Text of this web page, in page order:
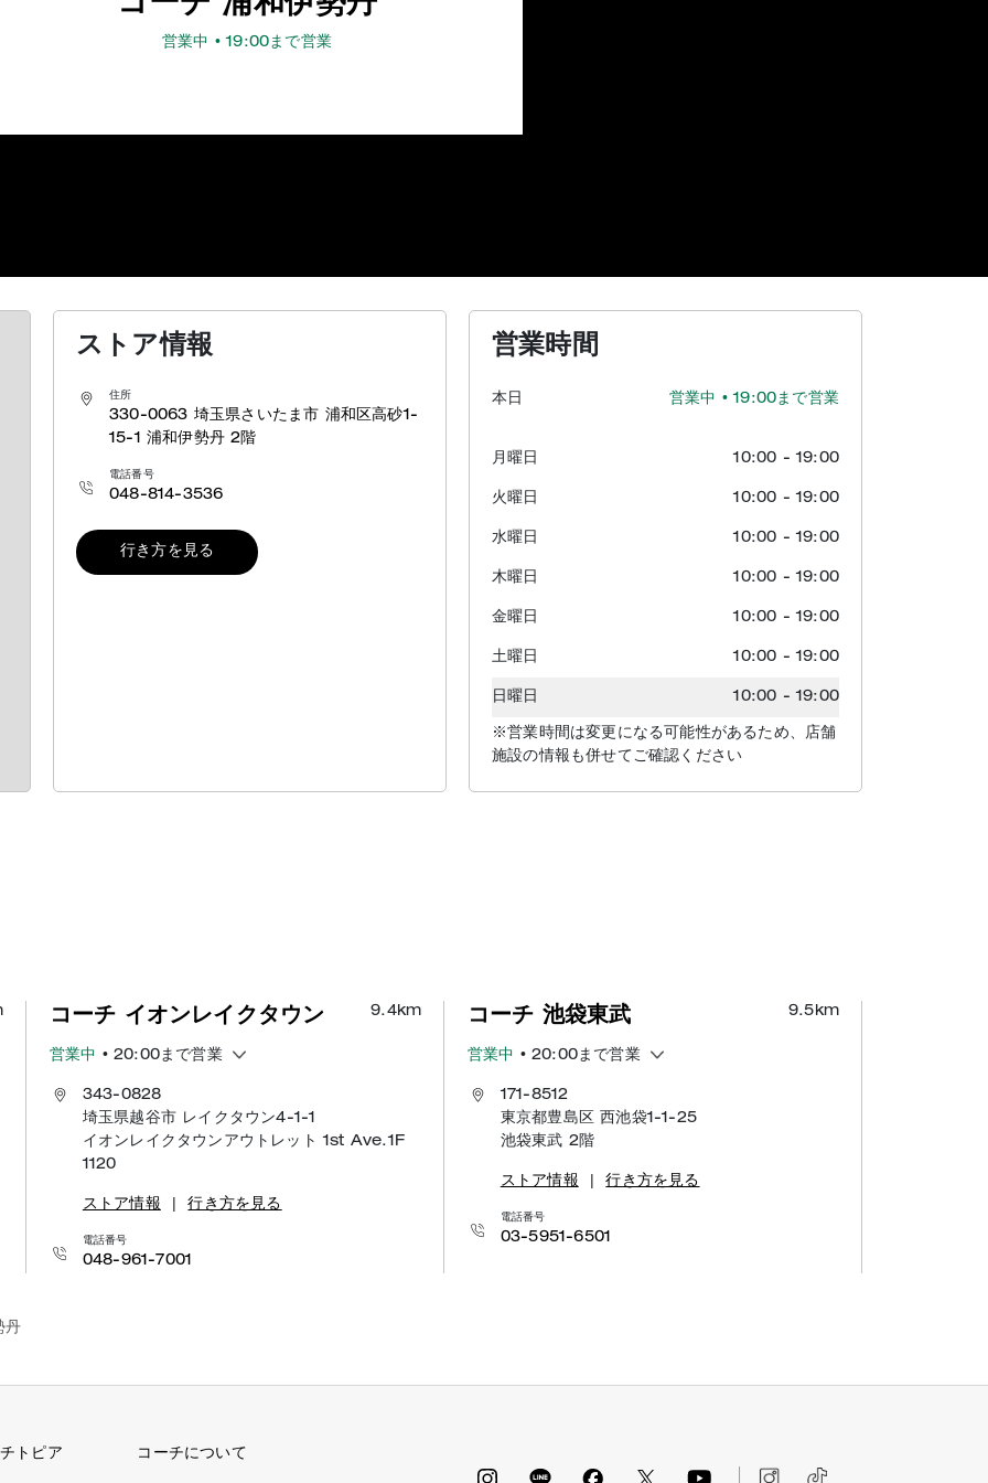
営業中 • 19:00まで営業
ストア情報
住所
330-0063 埼玉県さいたま市 浦和区高砂1-
15-1 浦和伊勢丹 2階
電話番号
048-814-3536
行き方を見る
営業時間
本日 営業中 • 19:00まで営業
月曜日 10:00 -19:00
火曜日 10:00 -19:00
水曜日 10:00 -19:00
木曜日 10:00 -19:00
金曜日 10:00 -19:00
土曜日 10:00 -19:00
日曜日 10:00 -19:00
※営業時間は変更になる可能性があるため、店舗
施設の情報も併せてご確認ください
9.4km
コーチ イオンレイクタウン
営業中 • 20:00まで営業
343-0828
埼玉県越谷市 レイクタウン4-1-1
イオンレイクタウンアウトレット 1st Ave.1F
1120
ストア情報 行き方を見る
電話番号
048-961-7001
9.5km
コーチ 池袋東武
営業中 • 20:00まで営業
171-8512
東京都豊島区 西池袋1-1-25
池袋東武 2階
ストア情報 行き方を見る
電話番号
03-5951-6501
丹
トピア コーチについて